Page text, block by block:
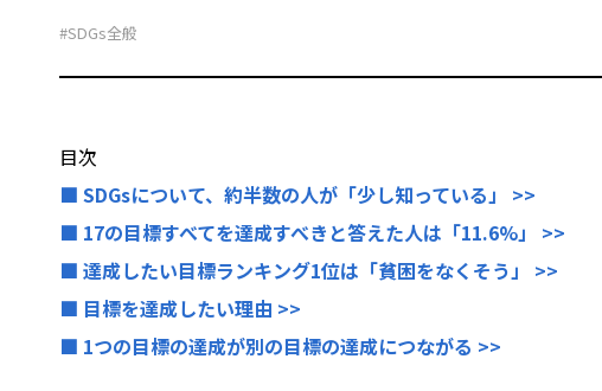
#SDGs全般
目次
■ SDGsについて、約半数の人が「少し知っている」 >>
■ 17の目標すべてを達成すべきと答えた人は「11.6%」 >>
■ 達成したい目標ランキング1位は「貧困をなくそう」 >>
■ 目標を達成したい理由 >>
■ 1つの目標の達成が別の目標の達成につながる >>